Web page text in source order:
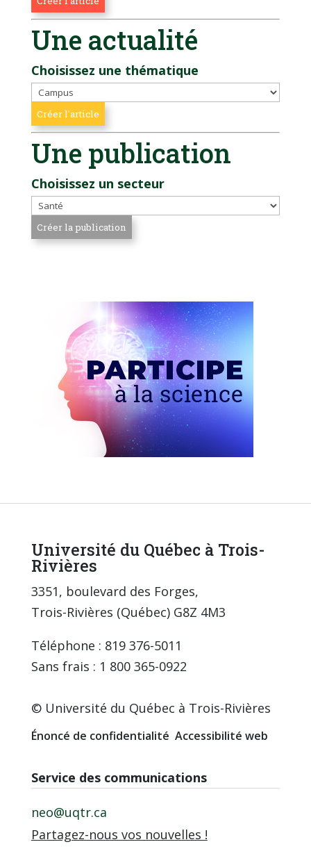
Une actualité
Choisissez une thématique
Une publication
Choisissez un secteur
Université du Québec à Trois-
Rivières
3351, boulevard des Forges,
Trois-Rivières (Québec) G8Z 4M3
Téléphone : 819 376-5011
Sans frais : 1 800 365-0922
© Université du Québec à Trois-Rivières
Énoncé de confidentialité Accessibilité web
Service des communications
neo@uqtr.ca
Partagez-nous vos nouvelles !